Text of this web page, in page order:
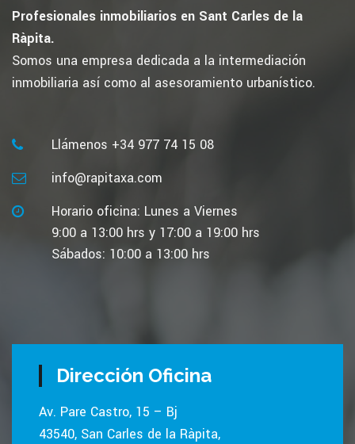
Profesionales inmobiliarios en Sant Carles de la
Ràpita.
Somos una empresa dedicada a la intermediación
inmobiliaria así como al asesoramiento urbanístico.
Llámenos +34 977 74 15 08
info@rapitaxa.com
Horario oficina: Lunes a Viernes
9:00 a 13:00 hrs y 17:00 a 19:00 hrs
Sábados: 10:00 a 13:00 hrs
Dirección Oficina
Av. Pare Castro, 15 – Bj
43540, San Carles de la Ràpita,